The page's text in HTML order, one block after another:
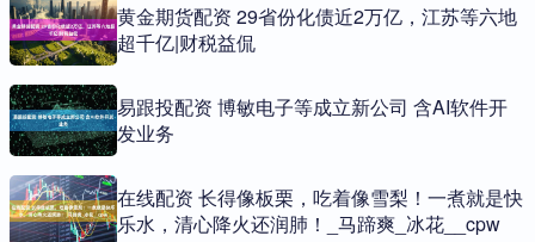
黄金期货配资 29省份化债近2万亿，江苏等六地
超千亿|财税益侃
易跟投配资 博敏电子等成立新公司 含AI软件开
发业务
在线配资 长得像板栗，吃着像雪梨！一煮就是快
乐水，清心降火还润肺！_马蹄爽_冰花__cpw